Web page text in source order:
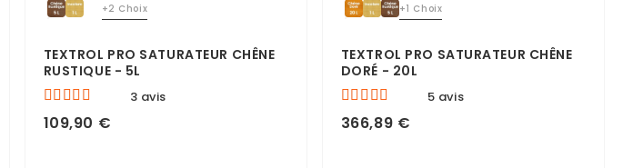
+2 Choix
TEXTROL PRO SATURATEUR CHÊNE
RUSTIQUE - 5L
3 avis
109,90 €
+1 Choix
TEXTROL PRO SATURATEUR CHÊNE
DORÉ - 20L
5 avis
366,89 €